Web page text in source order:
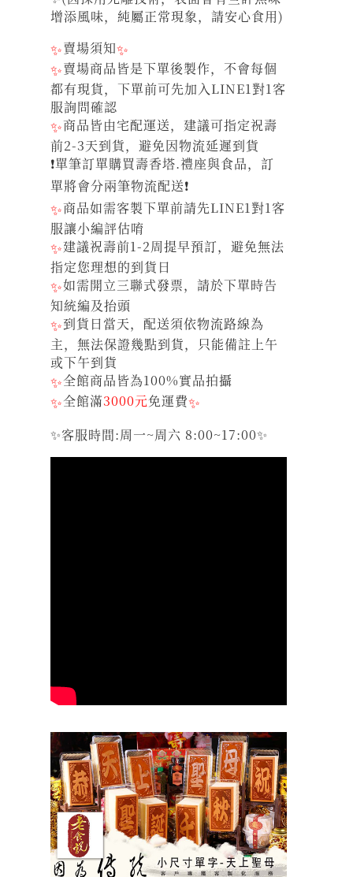
增添風味，純屬正常現象，請安心食用)
✨賣場須知✨
✨賣場商品皆是下單後製作，不會每個
都有現貨，下單前可先加入LINE1對1客
服詢問確認
✨商品皆由宅配運送，建議可指定祝壽
前2-3天到貨，避免因物流延遲到貨
❗單筆訂單購買壽香塔.禮座與食品，訂
單將會分兩筆物流配送❗
✨商品如需客製下單前請先LINE1對1客
服讓小編評估唷
✨建議祝壽前1-2周提早預訂，避免無法
指定您理想的到貨日
✨如需開立三聯式發票，請於下單時告
知統編及抬頭
✨到貨日當天，配送須依物流路線為
主，無法保證幾點到貨，只能備註上午
或下午到貨
✨全館商品皆為100%實品拍攝
✨全館滿3000元免運費✨
✨客服時間:周一~周六 8:00~17:00✨